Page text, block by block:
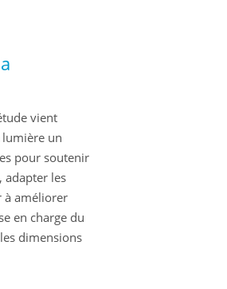
vient
lumière un
pour soutenir
adapter les
à améliorer
en charge du
dimensions